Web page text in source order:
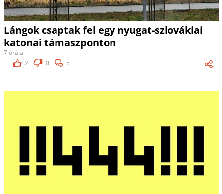
Lángok csaptak fel egy nyugat-szlovákiai
katonai támaszponton
7 órája
2
0 5